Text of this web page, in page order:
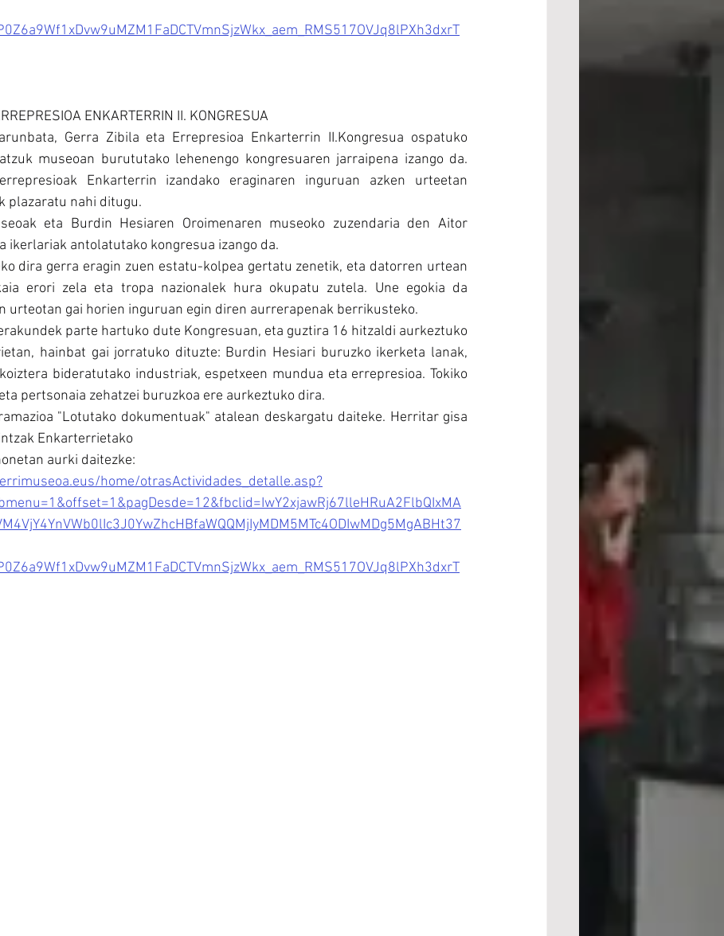
ENKARTERRIN II. KONGRESUA
Gerra Zibila eta Errepresioa Enkarterrin II.Kongresua ospatuko
museoan burututako lehenengo kongresuaren jarraipena izango da.
Enkarterrin izandako eraginaren inguruan azken urteetan
plazaratu nahi ditugu.
eta Burdin Hesiaren Oroimenaren museoko zuzendaria den Aitor
ikerlariak antolatutako kongresua izango da.
dira gerra eragin zuen estatu-kolpea gertatu zenetik, eta datorren urtean
erori zela eta tropa nazionalek hura okupatu zutela. Une egokia da
urteotan gai horien inguruan egin diren aurrerapenak berrikusteko.
parte hartuko dute Kongresuan, eta guztira 16 hitzaldi aurkeztuko
hainbat gai jorratuko dituzte: Burdin Hesiari buruzko ikerketa lanak,
bideratutako industriak, espetxeen mundua eta errepresioa. Tokiko
pertsonaia zehatzei buruzkoa ere aurkeztuko dira.
"Lotutako dokumentuak" atalean deskargatu daiteke. Herritar gisa
Enkarterrietako
aurki daitezke:
home/otrasActividades_detalle.asp?